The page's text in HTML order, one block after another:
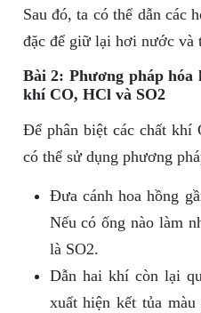
Sau đó, ta có thể dẫn các
đặc để giữ lại hơi nước và
Bài 2: Phương pháp hóa
khí CO, HCl và SO2
Để phân biệt các chất khí
có thể sử dụng phương
Đưa cánh hoa hồng
Nếu có ống nào làm
là SO2.
Dẫn hai khí còn lại
xuất hiện kết tủa